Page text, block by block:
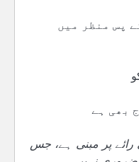
پس منظر میں
بھی ہے
رائے پر مبنی ہے، جس